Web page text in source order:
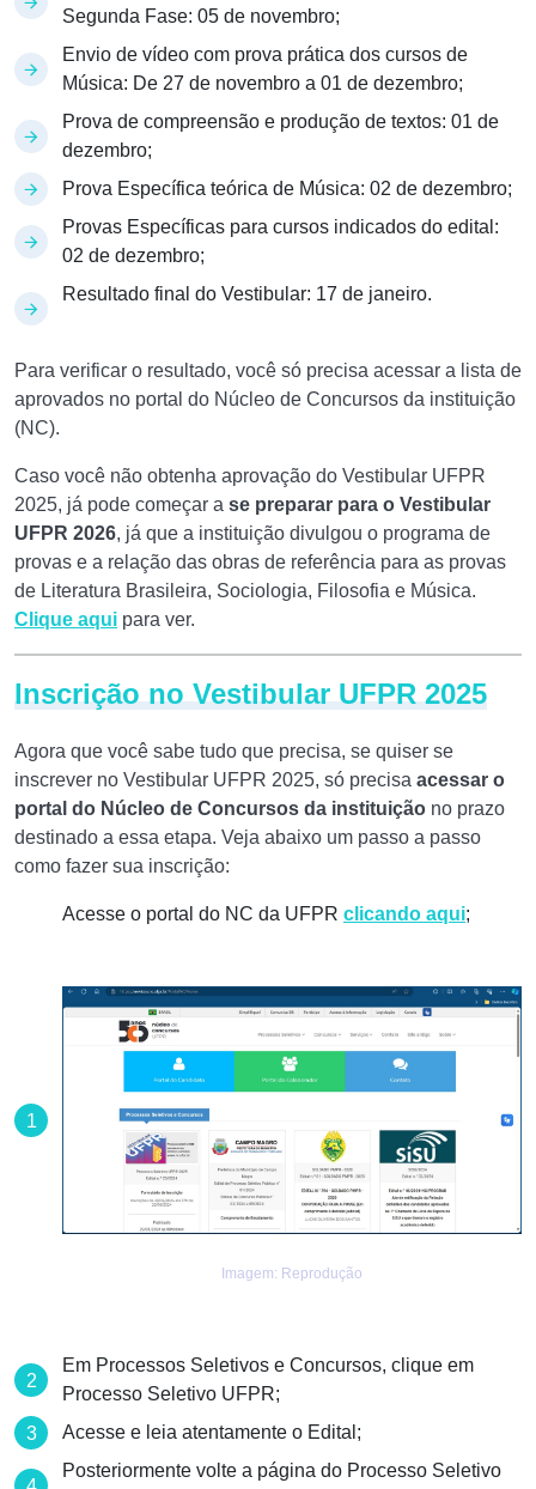
Segunda Fase: 05 de novembro;
Envio de vídeo com prova prática dos cursos de
Música: De 27 de novembro a 01 de dezembro;
Prova de compreensão e produção de textos: 01 de
dezembro;
Prova Específica teórica de Música: 02 de dezembro;
Provas Específicas para cursos indicados do edital:
02 de dezembro;
Resultado final do Vestibular: 17 de janeiro.
Para verificar o resultado, você só precisa acessar a lista de
aprovados no portal do Núcleo de Concursos da instituição
(NC).
Caso você não obtenha aprovação do Vestibular UFPR
2025, já pode começar a se preparar para o Vestibular
UFPR 2026, já que a instituição divulgou o programa de
provas e a relação das obras de referência para as provas
de Literatura Brasileira, Sociologia, Filosofia e Música.
Clique aqui para ver.
Inscrição no Vestibular UFPR 2025
Agora que você sabe tudo que precisa, se quiser se
inscrever no Vestibular UFPR 2025, só precisa acessar o
portal do Núcleo de Concursos da instituição no prazo
destinado a essa etapa. Veja abaixo um passo a passo
como fazer sua inscrição:
Acesse o portal do NC da UFPR clicando aqui;
Imagem: Reprodução
Em Processos Seletivos e Concursos, clique em
Processo Seletivo UFPR;
Acesse e leia atentamente o Edital;
Posteriormente volte a página do Processo Seletivo